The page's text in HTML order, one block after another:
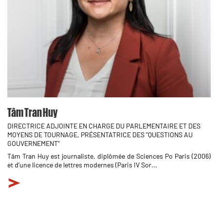
Tâm Tran Huy
DIRECTRICE ADJOINTE EN CHARGE DU PARLEMENTAIRE ET DES
MOYENS DE TOURNAGE, PRÉSENTATRICE DES "QUESTIONS AU
GOUVERNEMENT"
Tâm Tran Huy est journaliste, diplômée de Sciences Po Paris (2006)
et d’une licence de lettres modernes (Paris IV Sor...